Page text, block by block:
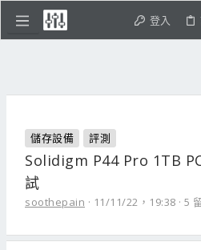
登入
儲存設備 評測
Solidigm P44 Pro 1TB
試
soothepain 11/11/22，19:38 5